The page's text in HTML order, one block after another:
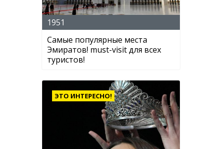
1951
Самые популярные места
Эмиратов! must-visit для всех
туристов!
ЭТО ИНТЕРЕСНО!